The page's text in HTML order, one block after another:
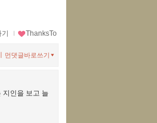
ｌ ThanksTo
먼댓글바로쓰기
지인을 보고 늘